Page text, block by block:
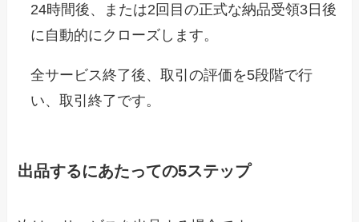
24時間後、または2回目の正式な納品受領3日後
に自動的にクローズします。
全サービス終了後、取引の評価を5段階で行
い、取引終了です。
出品するにあたっての5ステップ